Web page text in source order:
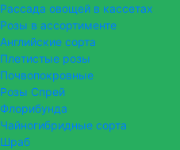
Рассада овощей в кассетах
Розы в ассортименте
Английские сорта
Плетистые розы
Почвопокровные
Розы Спрей
Флорибунда
Чайногибридные сорта
Шраб